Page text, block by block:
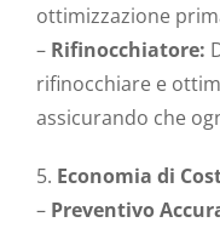
ottimizzazione
– Rifinocchiatore:
rifinocchiare e
assicurando che
5. Economia di
– Preventivo